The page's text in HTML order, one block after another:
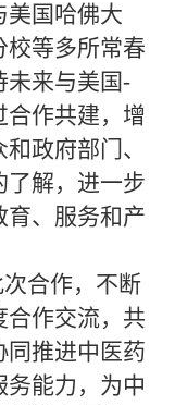
美国哈佛大
校等多所常春
未来与美国-
合作共建，增
政府部门、
了解，进一步
育、服务和产
合作，不断
合作交流，共
同推进中医药
务能力，为中